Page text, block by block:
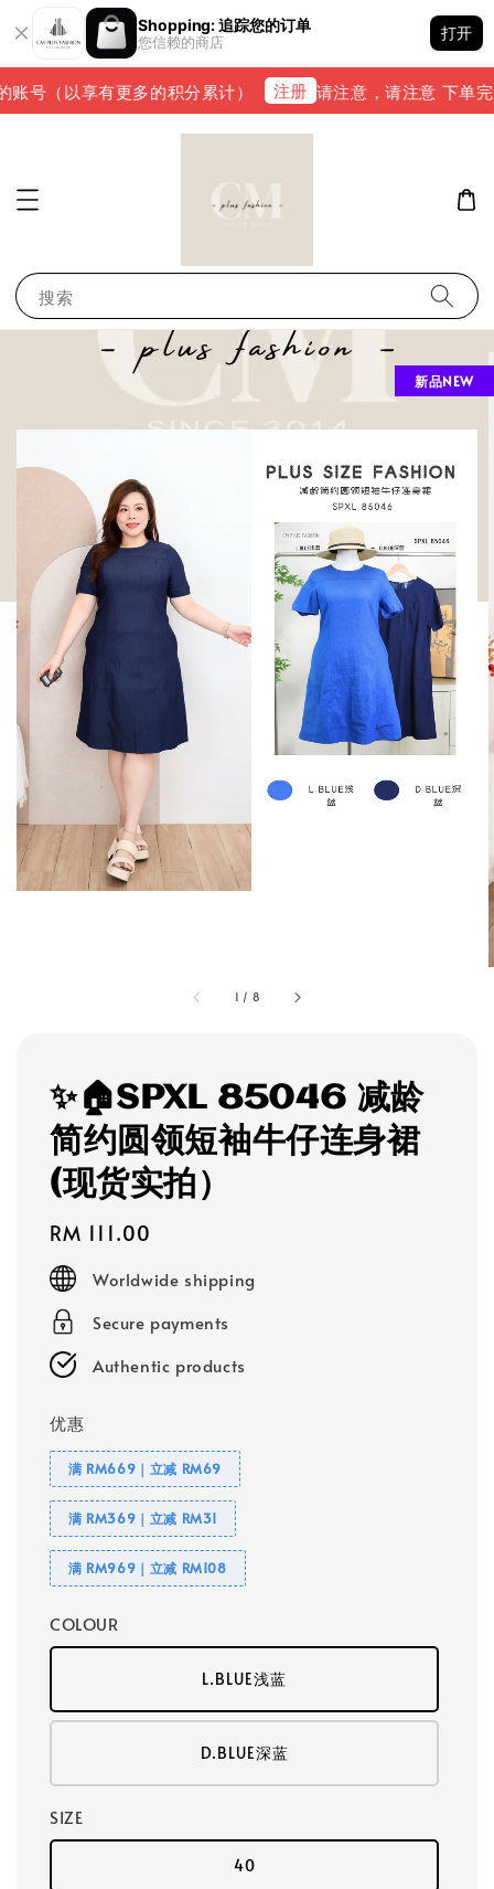
Shopping: 追踪您的订单
您信赖的商店
打开
号（以享有更多的积分累计） 注册 请注意，请注意 下单完
搜索
1 / 8
新品NEW
✨🏠SPXL 85046 减龄
简约圆领短袖牛仔连身裙
(现货实拍）
Regular
price
RM 111.00
Worldwide shipping
Secure payments
Authentic products
优惠
满 RM669｜立减 RM69
满 RM369｜立减 RM31
满 RM969｜立减 RM108
COLOUR
L.BLUE浅蓝
D.BLUE深蓝
SIZE
40